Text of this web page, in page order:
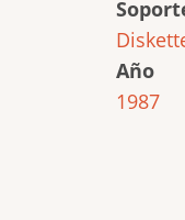
Año
1987